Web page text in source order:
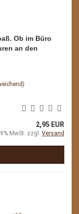
Ob im Büro
an den
2,95 EUR
MwSt. zzgl. Versand